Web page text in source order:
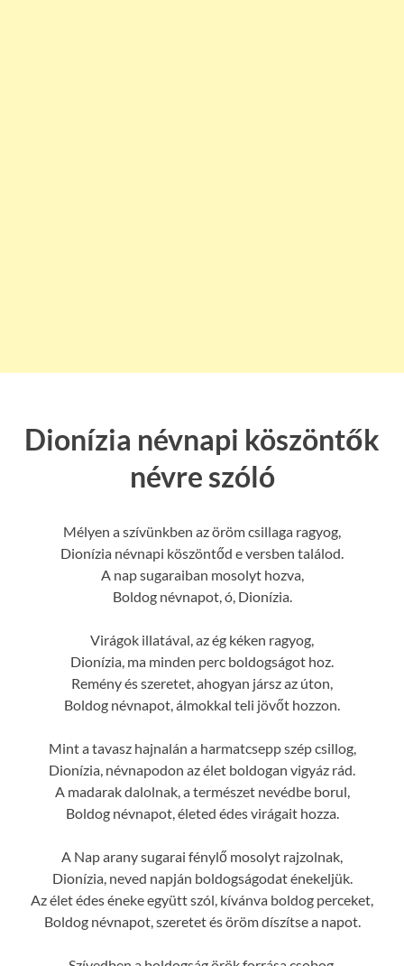
Dionízia névnapi köszöntők
névre szóló
Mélyen a szívünkben az öröm csillaga ragyog,
Dionízia névnapi köszöntőd e versben találod.
A nap sugaraiban mosolyt hozva,
Boldog névnapot, ó, Dionízia.
Virágok illatával, az ég kéken ragyog,
Dionízia, ma minden perc boldogságot hoz.
Remény és szeretet, ahogyan jársz az úton,
Boldog névnapot, álmokkal teli jövőt hozzon.
Mint a tavasz hajnalán a harmatcsepp szép csillog,
Dionízia, névnapodon az élet boldogan vigyáz rád.
A madarak dalolnak, a természet nevédbe borul,
Boldog névnapot, életed édes virágait hozza.
A Nap arany sugarai fénylő mosolyt rajzolnak,
Dionízia, neved napján boldogságodat énekeljük.
Az élet édes éneke együtt szól, kívánva boldog perceket,
Boldog névnapot, szeretet és öröm díszítse a napot.